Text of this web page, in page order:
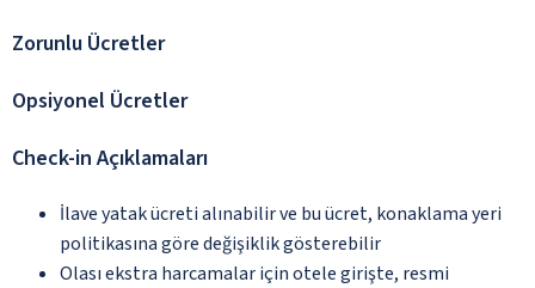
Zorunlu Ücretler
Opsiyonel Ücretler
Check-in Açıklamaları
İlave yatak ücreti alınabilir ve bu ücret, konaklama yeri
politikasına göre değişiklik gösterebilir
Olası ekstra harcamalar için otele girişte, resmi